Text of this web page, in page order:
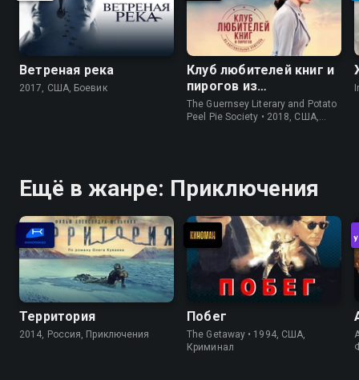
Ветреная река
2017, США, Боевик
Клуб любителей книг и
пирогов из
картофельных
очистков
The Guernsey Literary and Potato
Peel Pie Society • 2018, США,
Ещё в жанре: Приключения
Территория
2014, Россия, Приключения
Побег
The Getaway • 1994, США,
Криминал